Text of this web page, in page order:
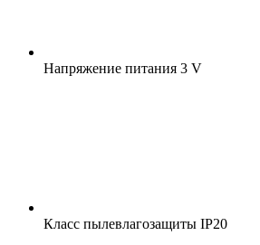
Напряжение питания 3 V
Класс пылевлагозащиты IP20